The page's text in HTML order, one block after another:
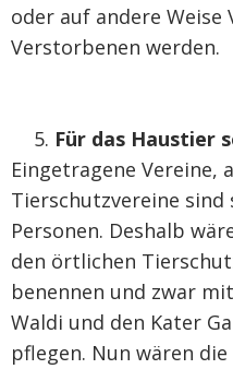
oder auf andere Weise
Verstorbenen werden.
Für das Haustier
Eingetragene Vereine,
Tierschutzvereine sind
Personen. Deshalb
den örtlichen
benennen und zwar
Waldi und den Kater
pflegen. Nun wären